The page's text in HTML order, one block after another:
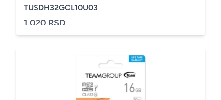
TUSDH32GCL10U03
1.020 RSD